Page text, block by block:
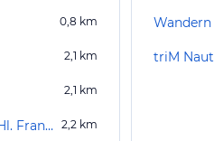
0,8 km
2,1 km
2,1 km
Kirche und Kloster des Hl. Franziskus 2,2 km
triM